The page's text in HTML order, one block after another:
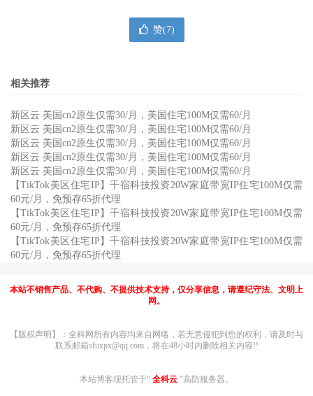
赞(7)
相关推荐
新区云 美国cn2原生仅需30/月，美国住宅100M仅需60/月
新区云 美国cn2原生仅需30/月，美国住宅100M仅需60/月
新区云 美国cn2原生仅需30/月，美国住宅100M仅需60/月
新区云 美国cn2原生仅需30/月，美国住宅100M仅需60/月
新区云 美国cn2原生仅需30/月，美国住宅100M仅需60/月
【TikTok美区住宅IP】千宿科技投资20W家庭带宽IP住宅100M仅需
60元/月，免预存65折代理
【TikTok美区住宅IP】千宿科技投资20W家庭带宽IP住宅100M仅需
60元/月，免预存65折代理
【TikTok美区住宅IP】千宿科技投资20W家庭带宽IP住宅100M仅需
60元/月，免预存65折代理
本站不销售产品、不代购、不提供技术支持，仅分享信息，请遵纪守法、文明上
网。
【版权声明】：全科网所有内容均来自网络，若无意侵犯到您的权利，请及时与
联系邮箱sfuxpx@qq.com，将在48小时内删除相关内容!!
本站博客现托管于“ 全科云 ”高防服务器。